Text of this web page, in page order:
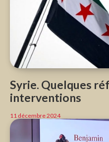
Syrie. Quelques
interventions
11 décembre 2024